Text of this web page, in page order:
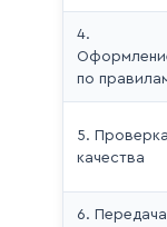
4.
по
5. Проверка
качества
6. Передача